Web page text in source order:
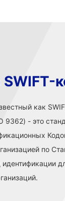
SWIFT-
как
9362) - это
по
идентификации